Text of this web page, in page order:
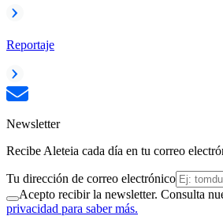
Reportaje
Newsletter
Recibe Aleteia cada día en tu correo
Tu dirección de correo electrónico
Acepto recibir la newsletter. Consulta
privacidad para saber más.